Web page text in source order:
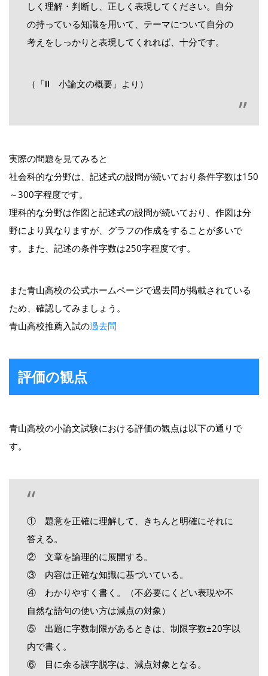
しく理解・判断し、正しく表現してください。自分
の持っている知識を用いて、テーマについて自分の
考えをしっかりと表現してくれれば、十分です。
（「Ⅱ 小論文の概要」より）
実際の問題を見てみると
社会科的な分野は、記述式の設問が続いており条件字数は150
～300字程度です。
理科的な分野は作図と記述式の設問が続いており、作図は分
野により異なりますが、グラフの作成をすることが多いで
す。また、記述の条件字数は250字程度です。
また青山高校の公式ホームページで過去問が掲載されている
ため、確認してみましょう。
青山高校推薦入試の過去問
評価の観点
青山高校の小論文試験における評価の観点は以下の通りで
す。
① 題意を正確に理解して、きちんと明確にそれに
答える。
② 文章を論理的に展開する。
③ 内容は正確な知識に基づいている。
④ わかりやすく書く。（不必要にくどい表現や不
自然な語句の使い方は減点の対象）
⑤ 出題に字数制限があるときは、制限字数±20字以
内で書く。
⑥ 目に余る誤字脱字は、減点対象となる。